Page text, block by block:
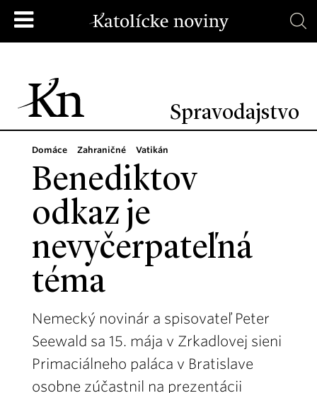
Spravodajstvo
Domáce Zahraničné Vatikán
Benediktov
odkaz je
nevyčerpateľná
téma
Nemecký novinár a spisovateľ Peter
Seewald sa 15. mája v Zrkadlovej sieni
Primaciálneho paláca v Bratislave
osobne zúčastnil na prezentácii